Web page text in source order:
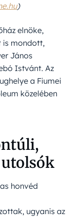
)
elnöke,
is mondott,
János
Istvánt. Az
a Fiumei
közelében
honvéd
ugyanis az